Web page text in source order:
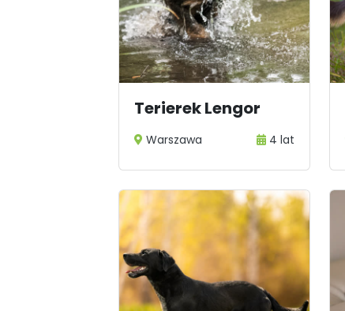
Terierek Lengor
Warszawa 4 lat